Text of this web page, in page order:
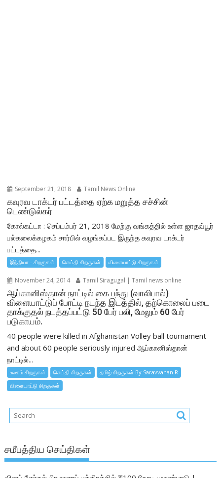
September 21, 2018 Tamil News Online
கவுரவ டாக்டர் பட்டத்தை ஏற்க மறுத்த சச்சின்
டெண்டுல்கர்
கோல்கட்டா : செப்டம்பர் 21, 2018 மேற்கு வங்கத்தில் உள்ள ஜாதவ்பூர்
பல்கலைக்கழகம் சார்பில் வழங்கப்பட இருந்த கவுரவ டாக்டர்
பட்டத்தை...
இந்தியா - சிறகுகள் செய்தி சிறகுகள் விளையாட்டு சிறகுகள்
November 24, 2014 Tamil Siragugal | Tamil news online
ஆப்கானிஸ்தான் நாட்டில் கை பந்து (வாலிபால்)
விளையாட்டுப் போட்டி நடந்த இடத்தில், தற்கொலைப் படை
தாக்குதல் நடத்தப்பட்டு 50 பேர் பலி, மேலும் 60 பேர்
படுகாயம்.
40 people were killed in Afghanistan Volley ball tournament
and about 60 people seriously injured ஆப்கானிஸ்தான்
நாட்டில்...
உலகம் சிறகுகள் செய்தி சிறகுகள்
தமிழ் சிறகுகள் By Saravvanan R
விளையாட்டு சிறகுகள்
சமீபத்திய செய்திகள்